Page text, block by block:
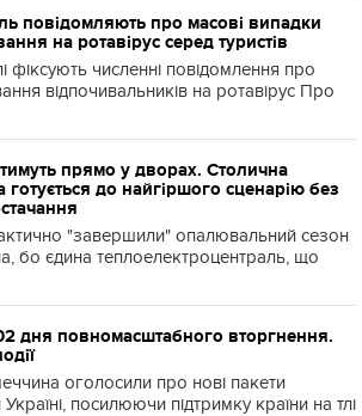
повідомляють про масові випадки
на ротавірус серед туристів
фіксують численні повідомлення про
відпочивальників на ротавірус Про
прямо у дворах. Столична
до найгіршого сценарію без
"завершили" опалювальний сезон
бо єдина теплоелектроцентраль, що
дня повномасштабного вторгнення.
оголосили про нові пакети
посилюючи підтримку країни на тлі